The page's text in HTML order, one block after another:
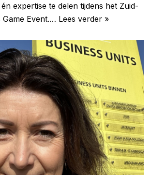
expertise te delen tijdens het Zuid-
Event.… Lees verder »